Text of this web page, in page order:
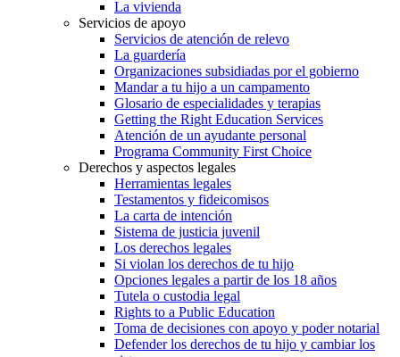
La vivienda
Servicios de apoyo
Servicios de atención de relevo
La guardería
Organizaciones subsidiadas por el gobierno
Mandar a tu hijo a un campamento
Glosario de especialidades y terapias
Getting the Right Education Services
Atención de un ayudante personal
Programa Community First Choice
Derechos y aspectos legales
Herramientas legales
Testamentos y fideicomisos
La carta de intención
Sistema de justicia juvenil
Los derechos legales
Si violan los derechos de tu hijo
Opciones legales a partir de los 18 años
Tutela o custodia legal
Rights to a Public Education
Toma de decisiones con apoyo y poder notarial
Defender los derechos de tu hijo y cambiar los